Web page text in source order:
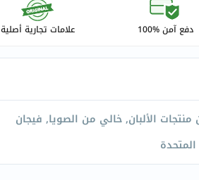
دفع آمن %100 علامات تجارية أصلية
الألبان, خالي من الصويا, فيجان